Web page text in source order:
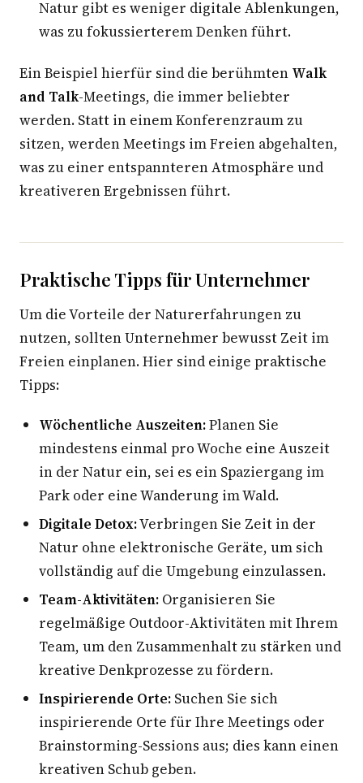
Natur gibt es weniger digitale Ablenkungen,
was zu fokussierterem Denken führt.
Ein Beispiel hierfür sind die berühmten Walk
and Talk-Meetings, die immer beliebter
werden. Statt in einem Konferenzraum zu
sitzen, werden Meetings im Freien abgehalten,
was zu einer entspannteren Atmosphäre und
kreativeren Ergebnissen führt.
Praktische Tipps für Unternehmer
Um die Vorteile der Naturerfahrungen zu
nutzen, sollten Unternehmer bewusst Zeit im
Freien einplanen. Hier sind einige praktische
Tipps:
Wöchentliche Auszeiten:Planen Sie
mindestens einmal pro Woche eine Auszeit
in der Natur ein, sei es ein Spaziergang im
Park oder eine Wanderung im Wald.
Digitale Detox:Verbringen Sie Zeit in der
Natur ohne elektronische Geräte, um sich
vollständig auf die Umgebung einzulassen.
Team-Aktivitäten: Organisieren Sie
regelmäßige Outdoor-Aktivitäten mit Ihrem
Team, um den Zusammenhalt zu stärken und
kreative Denkprozesse zu fördern.
Inspirierende Orte: Suchen Sie sich
inspirierende Orte für Ihre Meetings oder
Brainstorming-Sessions aus; dies kann einen
kreativen Schub geben.